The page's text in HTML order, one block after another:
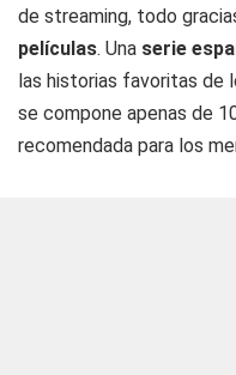
de streaming, todo
películas. Una serie
las historias favoritas de
se compone apenas de
recomendada para los